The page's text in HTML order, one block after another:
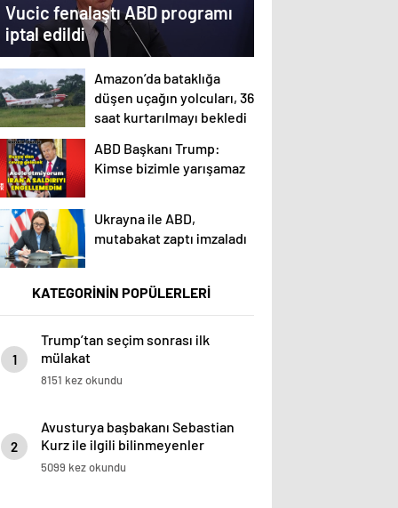
Vucic fenalaştı ABD programı
iptal edildi
Amazon’da bataklığa
düşen uçağın yolcuları, 36
saat kurtarılmayı bekledi
ABD Başkanı Trump:
Kimse bizimle yarışamaz
Ukrayna ile ABD,
mutabakat zaptı imzaladı
KATEGORİNİN POPÜLERLERİ
1
Trump’tan seçim sonrası ilk
mülakat
8151 kez okundu
2
Avusturya başbakanı Sebastian
Kurz ile ilgili bilinmeyenler
5099 kez okundu